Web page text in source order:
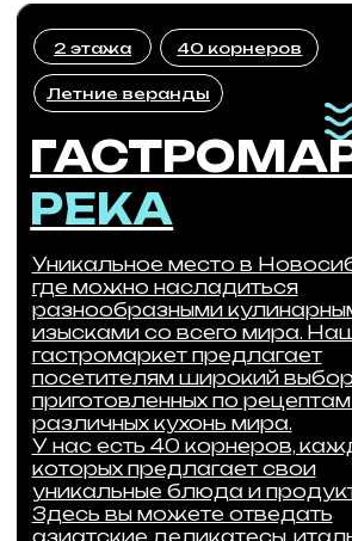
Торговый Комплекс «РЕКА» обеспечен
всеми необходимыми инженерными
системами и коммуникациями:
центральное городское тепло-, водо-
и электроснабжение, канализация;
телефония и высокоскоростной
интернет; централизованная система
вентиляции и кондиционирования
воздуха; современные системы
пожаротушения и пожарного
оповещения; видеонаблюдение и
системы подсчёта посетителей.
АРЕНДА
ТОРГОВЫХ
ПОМЕЩЕНИЙ